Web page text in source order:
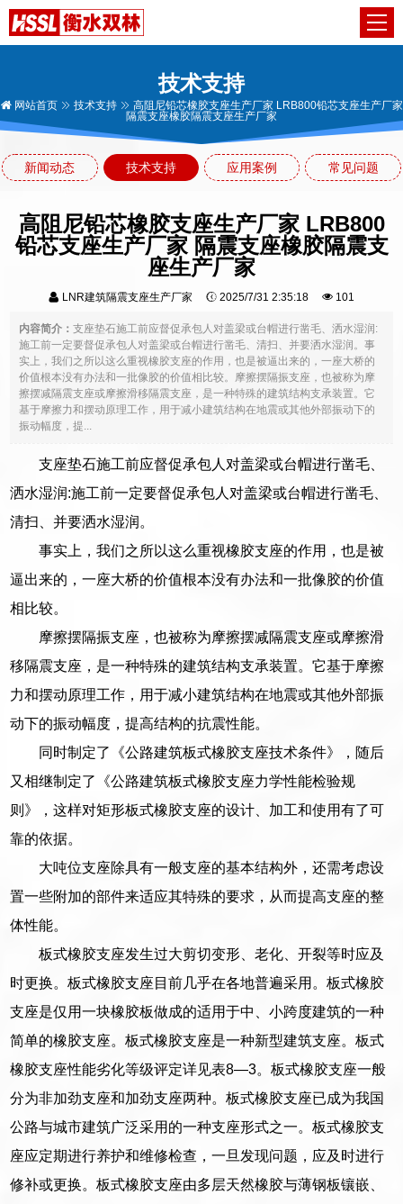
技术支持
网站首页 技术支持
高阻尼铅芯橡胶支座生产厂家 LRB800铅芯支座生产厂家
隔震支座橡胶隔震支座生产厂家
新闻动态 技术支持 应用案例 常见问题
高阻尼铅芯橡胶支座生产厂家 LRB800
铅芯支座生产厂家 隔震支座橡胶隔震支
座生产厂家
LNR建筑隔震支座生产厂家 2025/7/31 2:35:18 101
内容简介：支座垫石施工前应督促承包人对盖梁或台帽进行凿毛、洒水湿润:
施工前一定要督促承包人对盖梁或台帽进行凿毛、清扫、并要洒水湿润。事
实上，我们之所以这么重视橡胶支座的作用，也是被逼出来的，一座大桥的
价值根本没有办法和一批像胶的价值相比较。摩擦摆隔振支座，也被称为摩
擦摆减隔震支座或摩擦滑移隔震支座，是一种特殊的建筑结构支承装置。它
基于摩擦力和摆动原理工作，用于减小建筑结构在地震或其他外部振动下的
振动幅度，提...
支座垫石施工前应督促承包人对盖梁或台帽进行凿毛、
洒水湿润:施工前一定要督促承包人对盖梁或台帽进行凿毛、
清扫、并要洒水湿润。
事实上，我们之所以这么重视橡胶支座的作用，也是被
逼出来的，一座大桥的价值根本没有办法和一批像胶的价值
相比较。
摩擦摆隔振支座，也被称为摩擦摆减隔震支座或摩擦滑
移隔震支座，是一种特殊的建筑结构支承装置。它基于摩擦
力和摆动原理工作，用于减小建筑结构在地震或其他外部振
动下的振动幅度，提高结构的抗震性能。
同时制定了《公路建筑板式橡胶支座技术条件》，随后
又相继制定了《公路建筑板式橡胶支座力学性能检验规
则》，这样对矩形板式橡胶支座的设计、加工和使用有了可
靠的依据。
大吨位支座除具有一般支座的基本结构外，还需考虑设
置一些附加的部件来适应其特殊的要求，从而提高支座的整
体性能。
板式橡胶支座发生过大剪切变形、老化、开裂等时应及
时更换。板式橡胶支座目前几乎在各地普遍采用。板式橡胶
支座是仅用一块橡胶板做成的适用于中、小跨度建筑的一种
简单的橡胶支座。板式橡胶支座是一种新型建筑支座。板式
橡胶支座性能劣化等级评定详见表8—3。板式橡胶支座一般
分为非加劲支座和加劲支座两种。板式橡胶支座已成为我国
公路与城市建筑广泛采用的一种支座形式之一。板式橡胶支
座应定期进行养护和维修检查，一旦发现问题，应及时进行
修补或更换。板式橡胶支座由多层天然橡胶与薄钢板镶嵌、